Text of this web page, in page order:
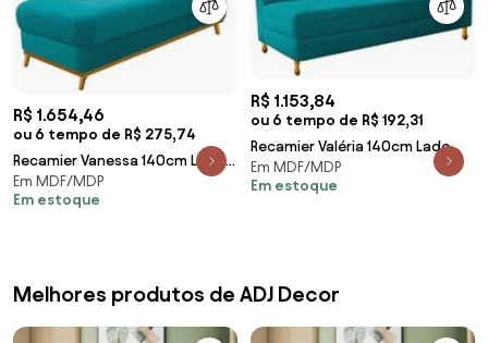
R$ 1.654,46
ou 6 tempo de R$ 275,74
Recamier Vanessa 140cm Lado
Esquerdo Suede Azul Turquesa
- ADJ Decor
Em MDF/MDP
Em estoque
R$ 1.153,84
ou 6 tempo de R$ 192,31
Recamier Valéria 140cm Lado
Esquerdo Suede Azul Turquesa
- ADJ Decor
Em MDF/MDP
Em estoque
Melhores produtos de ADJ Decor